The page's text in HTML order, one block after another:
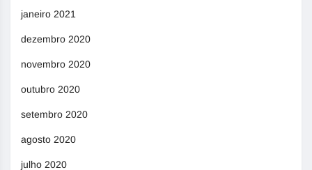
janeiro 2021
dezembro 2020
novembro 2020
outubro 2020
setembro 2020
agosto 2020
julho 2020